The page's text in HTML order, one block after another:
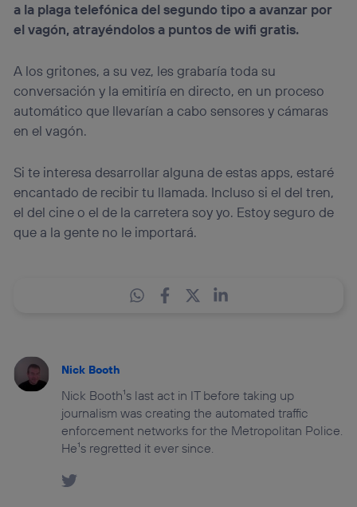
a la plaga telefónica del segundo tipo a avanzar por
el vagón, atrayéndolos a puntos de wifi gratis.
A los gritones, a su vez, les grabaría toda su
conversación y la emitiría en directo, en un proceso
automático que llevarían a cabo sensores y cámaras
en el vagón.
Si te interesa desarrollar alguna de estas apps, estaré
encantado de recibir tu llamada. Incluso si el del tren,
el del cine o el de la carretera soy yo. Estoy seguro de
que a la gente no le importará.
Nick Booth
Nick Booth¹s last act in IT before taking up
journalism was creating the automated traffic
enforcement networks for the Metropolitan Police.
He¹s regretted it ever since.